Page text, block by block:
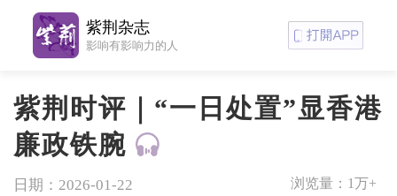
紫荆时评｜“一日处置”显香港
廉政铁腕
日期：2026-01-22 浏览量： 1万+
紫荆杂志
影响有影响力的人